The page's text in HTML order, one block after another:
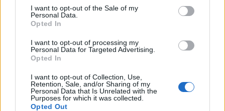
consent section.
I want to opt-out of the Sale of my
Personal Data.
Opted In
I want to opt-out of processing my
Personal Data for Targeted Advertising.
Opted In
I want to opt-out of Collection, Use,
Retention, Sale, and/or Sharing of my
Personal Data that Is Unrelated with the
Purposes for which it was collected.
Opted Out